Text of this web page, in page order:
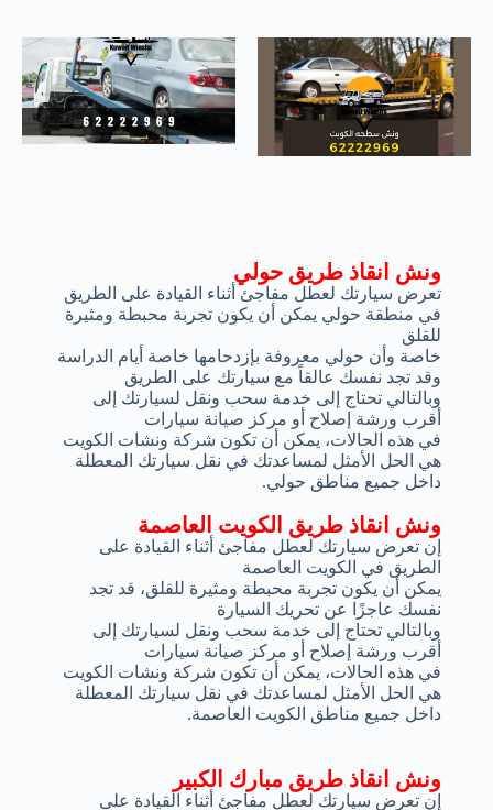
ونش انقاذ طريق الكويت العاصمة
إن تعرض سيارتك لعطل مفاجئ أثناء القيادة على
الطريق في الكويت العاصمة
يمكن أن يكون تجربة محبطة ومثيرة للقلق، قد تجد
نفسك عاجزًا عن تحريك السيارة
وبالتالي تحتاج إلى خدمة سحب ونقل لسيارتك إلى
أقرب ورشة إصلاح أو مركز صيانة سيارات
في هذه الحالات، يمكن أن تكون شركة ونشات الكويت
هي الحل الأمثل لمساعدتك في نقل سيارتك المعطلة
داخل جميع مناطق الكويت العاصمة.
ونش انقاذ طريق حولي
تعرض سيارتك لعطل مفاجئ أثناء القيادة على الطريق
في منطقة حولي يمكن أن يكون تجربة محبطة ومثيرة
للقلق
خاصة وأن حولي معروفة بإزدحامها خاصة أيام الدراسة
وقد تجد نفسك عالقاً مع سيارتك على الطريق
وبالتالي تحتاج إلى خدمة سحب ونقل لسيارتك إلى
أقرب ورشة إصلاح أو مركز صيانة سيارات
في هذه الحالات، يمكن أن تكون شركة ونشات الكويت
هي الحل الأمثل لمساعدتك في نقل سيارتك المعطلة
داخل جميع مناطق حولي.
ونش انقاذ طريق مبارك الكبير
إن تعرض سيارتك لعطل مفاجئ أثناء القيادة على